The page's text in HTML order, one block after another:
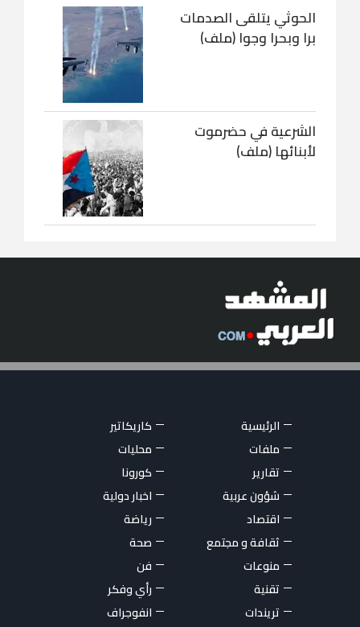
الحوثي يتلقى الصدمات
برا وبحرا وجوا (ملف)
الشرعية في حضرموت
لأبنائها (ملف)
الرئيسية
كاريكاتير
ملفات
محليات
تقارير
كورونا
شؤون عربية
اخبار دولية
اقتصاد
رياضة
ثقافة و مجتمع
صحة
منوعات
فن
تقنية
رأي وفكر
تريندات
انفوجراف